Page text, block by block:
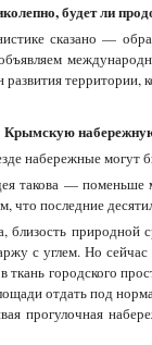
будет ли
сказано —
территории,
Крымскую
набережные
такова — поменьше
что последние
близость
с углем. Но
ткань городского
отдать под
прогулочная